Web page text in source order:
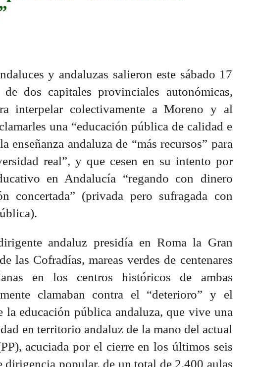
y andaluzas salieron este sábado 17
dos capitales provinciales autonómicas,
interpelar colectivamente a Moreno y al
una “educación pública de calidad e
enseñanza andaluza de “más recursos” para
real”, y que cesen en su intento por
en Andalucía “regando con dinero
concertada” (privada pero sufragada con
andaluz presidía en Roma la Gran
las Cofradías, mareas verdes de centenares
en los centros históricos de ambas
clamaban contra el “deterioro” y el
la educación pública andaluza, que vive una
en territorio andaluz de la mano del actual
acuciada por el cierre en los últimos seis
dirigencia popular, de un total de 2.400 aulas